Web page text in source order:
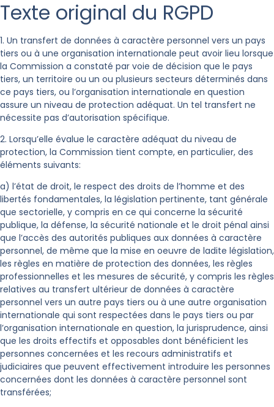
Texte original du RGPD
1. Un transfert de données à caractère personnel vers un pays
tiers ou à une organisation internationale peut avoir lieu lorsque
la Commission a constaté par voie de décision que le pays
tiers, un territoire ou un ou plusieurs secteurs déterminés dans
ce pays tiers, ou l’organisation internationale en question
assure un niveau de protection adéquat. Un tel transfert ne
nécessite pas d’autorisation spécifique.
2. Lorsqu’elle évalue le caractère adéquat du niveau de
protection, la Commission tient compte, en particulier, des
éléments suivants:
a) l’état de droit, le respect des droits de l’homme et des
libertés fondamentales, la législation pertinente, tant générale
que sectorielle, y compris en ce qui concerne la sécurité
publique, la défense, la sécurité nationale et le droit pénal ainsi
que l’accès des autorités publiques aux données à caractère
personnel, de même que la mise en oeuvre de ladite législation,
les règles en matière de protection des données, les règles
professionnelles et les mesures de sécurité, y compris les règles
relatives au transfert ultérieur de données à caractère
personnel vers un autre pays tiers ou à une autre organisation
internationale qui sont respectées dans le pays tiers ou par
l’organisation internationale en question, la jurisprudence, ainsi
que les droits effectifs et opposables dont bénéficient les
personnes concernées et les recours administratifs et
judiciaires que peuvent effectivement introduire les personnes
concernées dont les données à caractère personnel sont
transférées;